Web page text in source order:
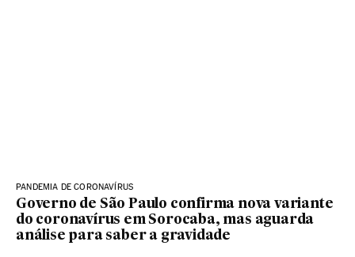
PANDEMIA DE CORONAVÍRUS
Governo de São Paulo confirma nova variante
do coronavírus em Sorocaba, mas aguarda
análise para saber a gravidade